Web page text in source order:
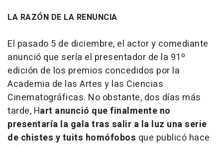
LA RAZÓN DE LA RENUNCIA
El pasado 5 de diciembre, el actor y comediante
anunció que sería el presentador de la 91º
edición de los premios concedidos por la
Academia de las Artes y las Ciencias
Cinematográficas. No obstante, dos días más
tarde, Hart anunció que finalmente no
presentaría la gala tras salir a la luz una serie
de chistes y tuits homófobos que publicó hace